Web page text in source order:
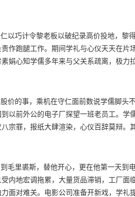
老板黎公子请剧组去卡拉ok消遣，期间
人大吵，最后学礼一时气愤出言不逊，
替学礼出一口气。
作跑腿工作。期间学礼与心仪天天在
娟心知学儒多年来与父关系疏离，极力
。心思说出家庭生变之后家姐如何独力
以援手，两人关系缓和。章氏上市前夕
儒一向是守仁克星。上市当天，守仁
，守仁不禁认同，学儒的确是自己的克
以前外公的电子厂探望一班老员工。
宗罪，报纸大肆渲染，心仪百辞莫辩。
不过楚云的恃宠生娇，向守仁陈以利弊
与心仪相处日久，对她生好感，决心
心仪，令心仪呆在当场。
内地宏调拖累，大量货品滞销，工厂
面对难关。电影公司准备开新戏，学礼